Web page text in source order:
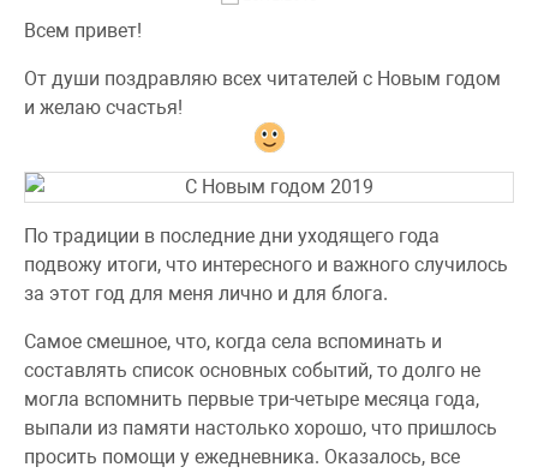
Всем привет!
От души поздравляю всех читателей с Новым годом
и желаю счастья!
По традиции в последние дни уходящего года
подвожу итоги, что интересного и важного случилось
за этот год для меня лично и для блога.
Самое смешное, что, когда села вспоминать и
составлять список основных событий, то долго не
могла вспомнить первые три-четыре месяца года,
выпали из памяти настолько хорошо, что пришлось
просить помощи у ежедневника. Оказалось, все